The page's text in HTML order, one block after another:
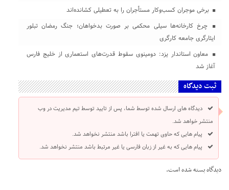
برخی موجران کسب‌وکار مستأجران را به تعطیلی کشانده‌اند
چرخ کارخانه‌ها سیلی محکمی بر صورت بدخواهان؛ جنگ رمضان تبلور
ایثارگری جامعه کارگری
معاون استاندار یزد: دومینوی سقوط قدرت‌های استعماری از خلیج فارس
آغاز شد
ثبت دیدگاه
دیدگاه های ارسال شده توسط شما، پس از تایید توسط تیم مدیریت در وب
منتشر خواهد شد.
پیام هایی که حاوی تهمت یا افترا باشد منتشر نخواهد شد.
پیام هایی که به غیر از زبان فارسی یا غیر مرتبط باشد منتشر نخواهد شد.
دیدگاه بسته شده است.